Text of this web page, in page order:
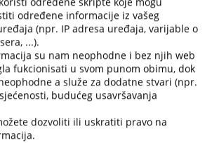
iz zemljišne knjige potrebno je
o nekretnini i vlasniku (ime i
vlasnika nekretnine, broj parcele, broj
uloška itd.).
4409 PREGLEDA
određene informacije iz vašeg
(npr. IP adresa uređaja, varijable o
...).
su nam neophodne i bez njih web
fukcionisati u svom punom obimu, dok
a služe za dodatne stvari (npr.
budućeg usavršavanja
dozvoliti ili uskratiti pravo na